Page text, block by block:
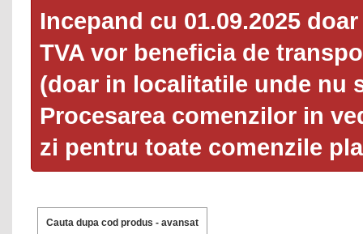
Incepand cu 01.09.2025
TVA vor beneficia de
(doar in localitatile unde nu
Procesarea comenzilor in
zi pentru toate comenzile
Cauta dupa cod produs - avansat